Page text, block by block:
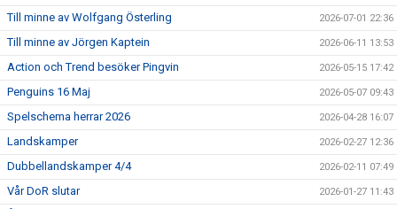
Till minne av Wolfgang Österling 2026-07-01 22:36
Till minne av Jörgen Kaptein 2026-06-11 13:53
Action och Trend besöker Pingvin 2026-05-15 17:42
Penguins 16 Maj 2026-05-07 09:43
Spelschema herrar 2026 2026-04-28 16:07
Landskamper 2026-02-27 12:36
Dubbellandskamper 4/4 2026-02-11 07:49
Vår DoR slutar 2026-01-27 11:43